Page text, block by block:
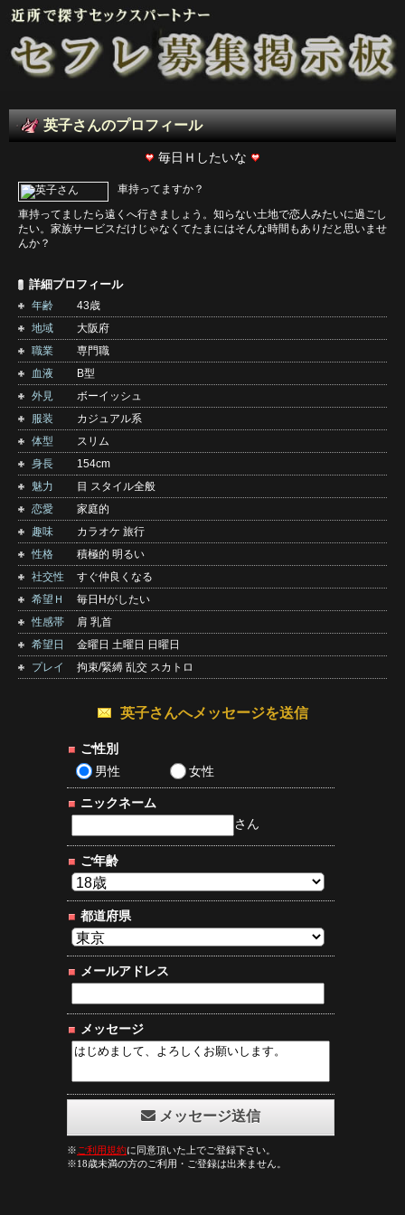
英子さんのプロフィール
毎日Ｈしたいな
車持ってますか？
車持ってましたら遠くへ行きましょう。知らない土地で恋人みたいに過ごし
たい。家族サービスだけじゃなくてたまにはそんな時間もありだと思いませ
んか？
詳細プロフィール
年齢
43歳
地域
大阪府
職業
専門職
血液
B型
外見
ボーイッシュ
服装
カジュアル系
体型
スリム
身長
154cm
魅力
目 スタイル全般
恋愛
家庭的
趣味
カラオケ 旅行
性格
積極的 明るい
社交性
すぐ仲良くなる
希望Ｈ
毎日Hがしたい
性感帯
肩 乳首
希望日
金曜日 土曜日 日曜日
プレイ
拘束/緊縛 乱交 スカトロ
英子さんへメッセージを送信